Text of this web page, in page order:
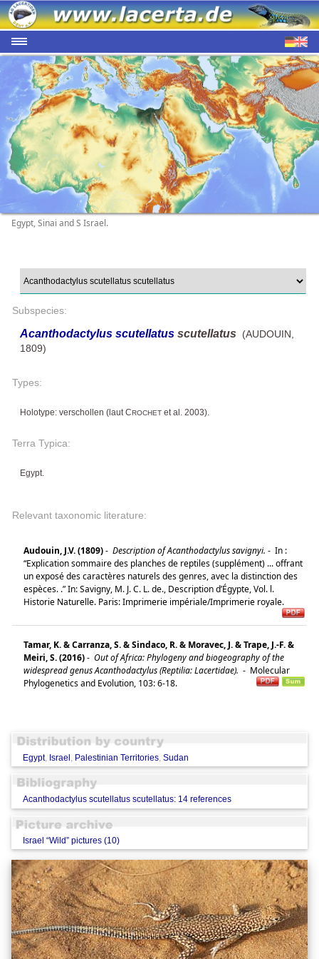
Egypt, Sinai and S Israel.
Subspecies:
Acanthodactylus scutellatus scutellatus (AUDOUIN,
1809)
Types:
Holotype: verschollen (laut CROCHET et al. 2003).
Terra Typica:
Egypt.
Relevant taxonomic literature:
Audouin, J.V. (1809)- Description of Acanthodactylus savignyi. - In :
“Explication sommaire des planches de reptiles (supplément) ... offrant
un exposé des caractères naturels des genres, avec la distinction des
espèces. .” In: Savigny, M. J. C. L. de., Description d’Égypte, Vol. l.
Historie Naturelle. Paris: Imprimerie impériale/Imprimerie royale.
Tamar, K. & Carranza, S. & Sindaco, R. & Moravec, J. & Trape, J.-F. &
Meiri, S. (2016)- Out of Africa: Phylogeny and biogeography of the
widespread genus Acanthodactylus (Reptilia: Lacertidae). - Molecular
Phylogenetics and Evolution, 103: 6-18.
Egypt, Israel , Palestinian Territories, Sudan
Acanthodactylus scutellatus scutellatus: 14 references
Israel “Wild” pictures (10)